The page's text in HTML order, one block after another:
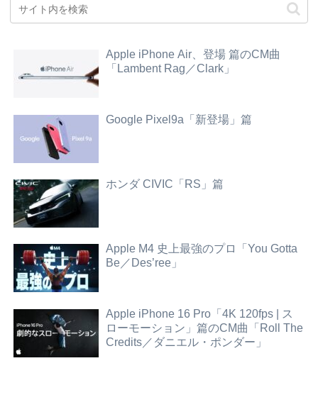
Apple iPhone Air、登場 篇のCM曲
「Lambent Rag／Clark」
Google Pixel9a「新登場」篇
ホンダ CIVIC「RS」篇
Apple M4 史上最強のプロ「You Gotta
Be／Des’ree」
Apple iPhone 16 Pro「4K 120fps | ス
ローモーション」篇のCM曲「Roll The
Credits／ダニエル・ポンダー」